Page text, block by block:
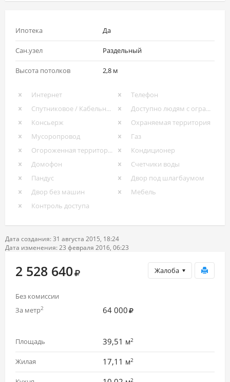
Ипотека Да
Сан.узел Раздельный
Высота потолков 2,8 м
Интернет
Телефон
Спутниковое / Кабельное ТВ
Доступно людям с ограниченными возможностями
Консьерж
Охраняемая территория
Мусоропровод
Газ
Огороженная территория
Кондиционер
Домофон
Счетчики воды
Пандус
Двор под шлагбаумом
Двор без машин
Мебель
Контроль доступа
Дата создания: 31 августа 2015, 18:24
Дата изменения: 23 февраля 2016, 06:23
Жалоба
2 528 640
Без комиссии
За метр2 64 000
Площадь 39,51 м2
Жилая 17,11 м2
2